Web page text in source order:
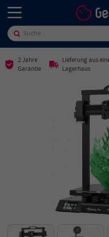
2 Jahre
Garantie
Lieferung aus
Lagerhaus